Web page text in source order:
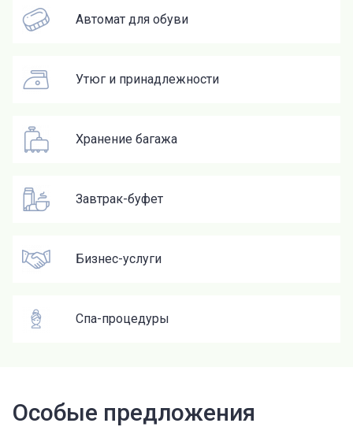
Автомат для обуви
Утюг и принадлежности
Хранение багажа
Завтрак-буфет
Бизнес-услуги
Спа-процедуры
Особые предложения